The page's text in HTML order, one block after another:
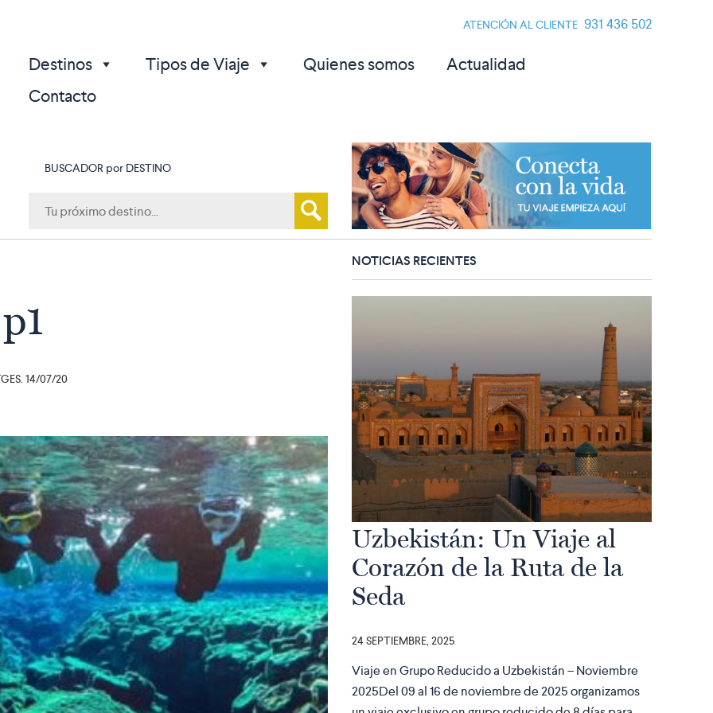
ATENCIÓN AL CLIENTE 931 436 502
Destinos Tipos de Viaje Quienes somos
Actualidad
Contacto
BUSCADOR por DESTINO
p
14/07/20
NOTICIAS RECIENTES
Uzbekistán: Un Viaje al
Corazón de la Ruta de la
Seda
24 SEPTIEMBRE, 2025
Viaje en Grupo Reducido a Uzbekistán – Noviembre
2025Del 09 al 16 de noviembre de 2025 organizamos